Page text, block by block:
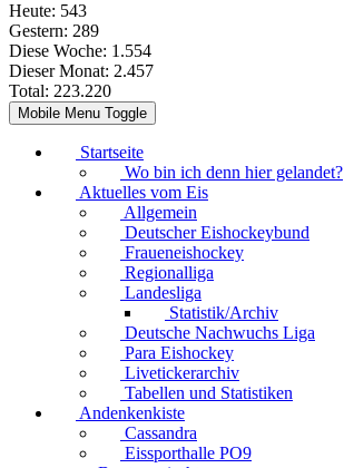
Heute: 543
Gestern: 289
Diese Woche: 1.554
Dieser Monat: 2.457
Total: 223.220
Mobile Menu Toggle
Startseite
Wo bin ich denn hier gelandet?
Aktuelles vom Eis
Allgemein
Deutscher Eishockeybund
Fraueneishockey
Regionalliga
Landesliga
Statistik/Archiv
Deutsche Nachwuchs Liga
Para Eishockey
Livetickerarchiv
Tabellen und Statistiken
Andenkenkiste
Cassandra
Eissporthalle PO9